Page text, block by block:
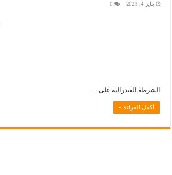
يناير 4, 2023 0
الشرطة الفيدرالية على …
أكمل القراءة »